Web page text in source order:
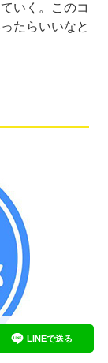
いく。このコ
たらいいなと
LINEで送る